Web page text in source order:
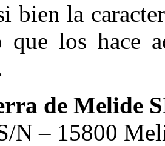
bien la
que los hace
de Melide
N – 15800